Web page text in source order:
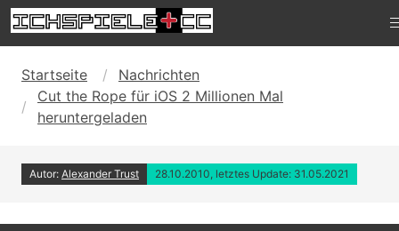
Startseite
Nachrichten
Cut the Rope für iOS 2 Millionen Mal
heruntergeladen
Autor: Alexander Trust 28.10.2010, letztes Update: 31.05.2021